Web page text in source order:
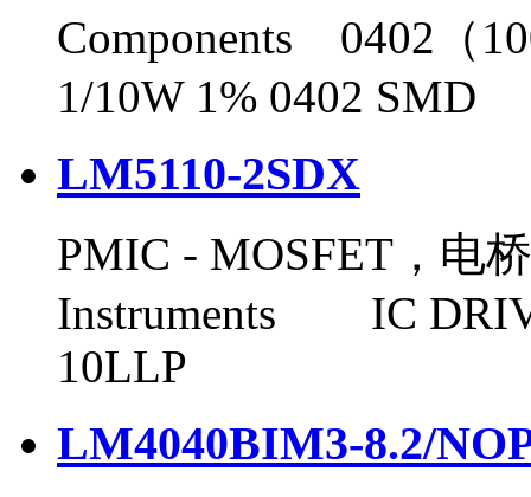
Components 0402（
1/10W 1% 0402 SMD
LM5110-2SDX
PMIC - MOSFET，电
Instruments IC
10LLP
LM4040BIM3-8.2/